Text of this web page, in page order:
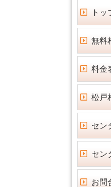
トッ
無料
料金
松戸
セン
セン
お問